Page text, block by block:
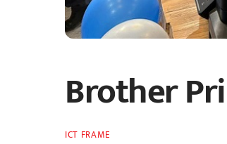
Brother
ICT FRAME